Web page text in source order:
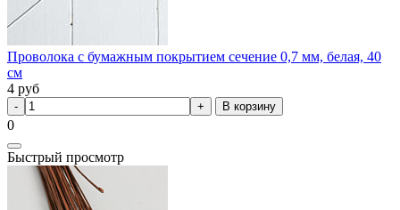
Проволока с бумажным покрытием сечение 0,7 мм, белая, 40
см
4 руб
В корзину
0
Быстрый просмотр